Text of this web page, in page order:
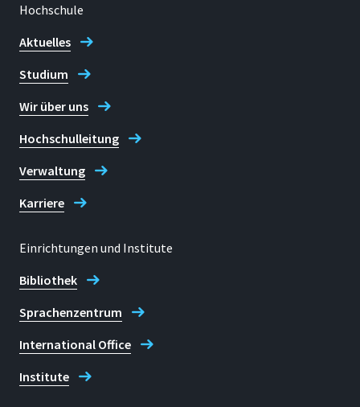
Hochschule
Aktuelles
Studium
Wir über uns
Hochschulleitung
Verwaltung
Karriere
Einrichtungen und Institute
Bibliothek
Sprachenzentrum
International Office
Institute